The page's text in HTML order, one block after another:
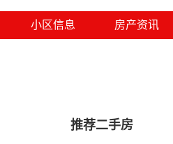
小区信息 房产资讯
推荐二手房